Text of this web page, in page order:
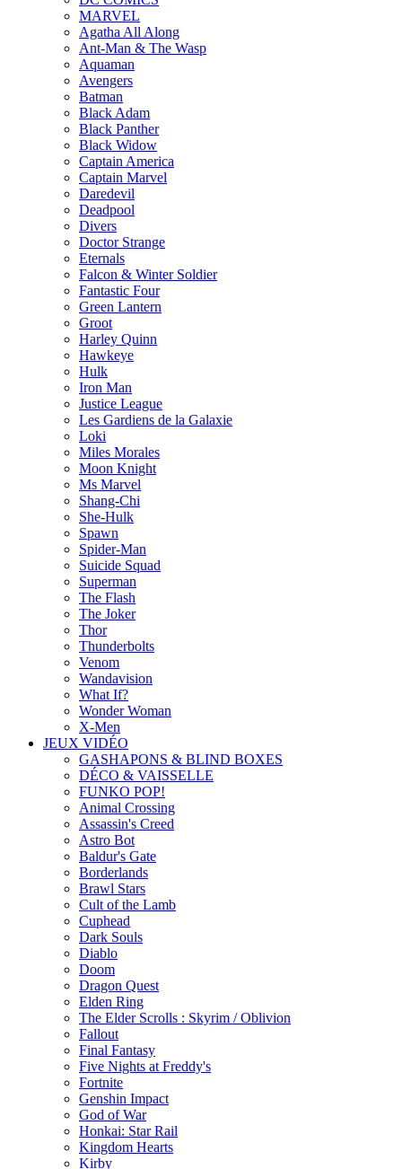
MARVEL
Agatha All Along
Ant-Man & The Wasp
Aquaman
Avengers
Batman
Black Adam
Black Panther
Black Widow
Captain America
Captain Marvel
Daredevil
Deadpool
Divers
Doctor Strange
Eternals
Falcon & Winter Soldier
Fantastic Four
Green Lantern
Groot
Harley Quinn
Hawkeye
Hulk
Iron Man
Justice League
Les Gardiens de la Galaxie
Loki
Miles Morales
Moon Knight
Ms Marvel
Shang-Chi
She-Hulk
Spawn
Spider-Man
Suicide Squad
Superman
The Flash
The Joker
Thor
Thunderbolts
Venom
Wandavision
What If?
Wonder Woman
X-Men
JEUX VIDÉO
GASHAPONS & BLIND BOXES
DÉCO & VAISSELLE
FUNKO POP!
Animal Crossing
Assassin's Creed
Astro Bot
Baldur's Gate
Borderlands
Brawl Stars
Cult of the Lamb
Cuphead
Dark Souls
Diablo
Doom
Dragon Quest
Elden Ring
The Elder Scrolls : Skyrim / Oblivion
Fallout
Final Fantasy
Five Nights at Freddy's
Fortnite
Genshin Impact
God of War
Honkai: Star Rail
Kingdom Hearts
Kirby